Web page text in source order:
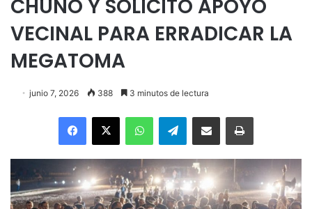
CHUÑO Y SOLICITÓ APOYO
VECINAL PARA ERRADICAR LA
MEGATOMA
junio 7, 2026 388 3 minutos de lectura
Facebook
X WhatsAppTelegramEnviar vía email Imprimir